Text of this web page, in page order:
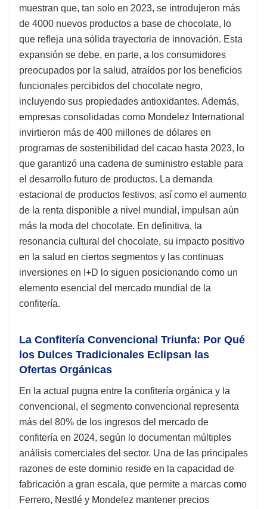
muestran que, tan solo en 2023, se introdujeron más
de 4000 nuevos productos a base de chocolate, lo
que refleja una sólida trayectoria de innovación. Esta
expansión se debe, en parte, a los consumidores
preocupados por la salud, atraídos por los beneficios
funcionales percibidos del chocolate negro,
incluyendo sus propiedades antioxidantes. Además,
empresas consolidadas como Mondelez International
invirtieron más de 400 millones de dólares en
programas de sostenibilidad del cacao hasta 2023, lo
que garantizó una cadena de suministro estable para
el desarrollo futuro de productos. La demanda
estacional de productos festivos, así como el aumento
de la renta disponible a nivel mundial, impulsan aún
más la moda del chocolate. En definitiva, la
resonancia cultural del chocolate, su impacto positivo
en la salud en ciertos segmentos y las continuas
inversiones en I+D lo siguen posicionando como un
elemento esencial del mercado mundial de la
confitería.
La Confitería Convencional Triunfa: Por Qué
los Dulces Tradicionales Eclipsan las
Ofertas Orgánicas
En la actual pugna entre la confitería orgánica y la
convencional, el segmento convencional representa
más del 80% de los ingresos del mercado de
confitería en 2024, según lo documentan múltiples
análisis comerciales del sector. Una de las principales
razones de este dominio reside en la capacidad de
fabricación a gran escala, que permite a marcas como
Ferrero, Nestlé y Mondelez mantener precios